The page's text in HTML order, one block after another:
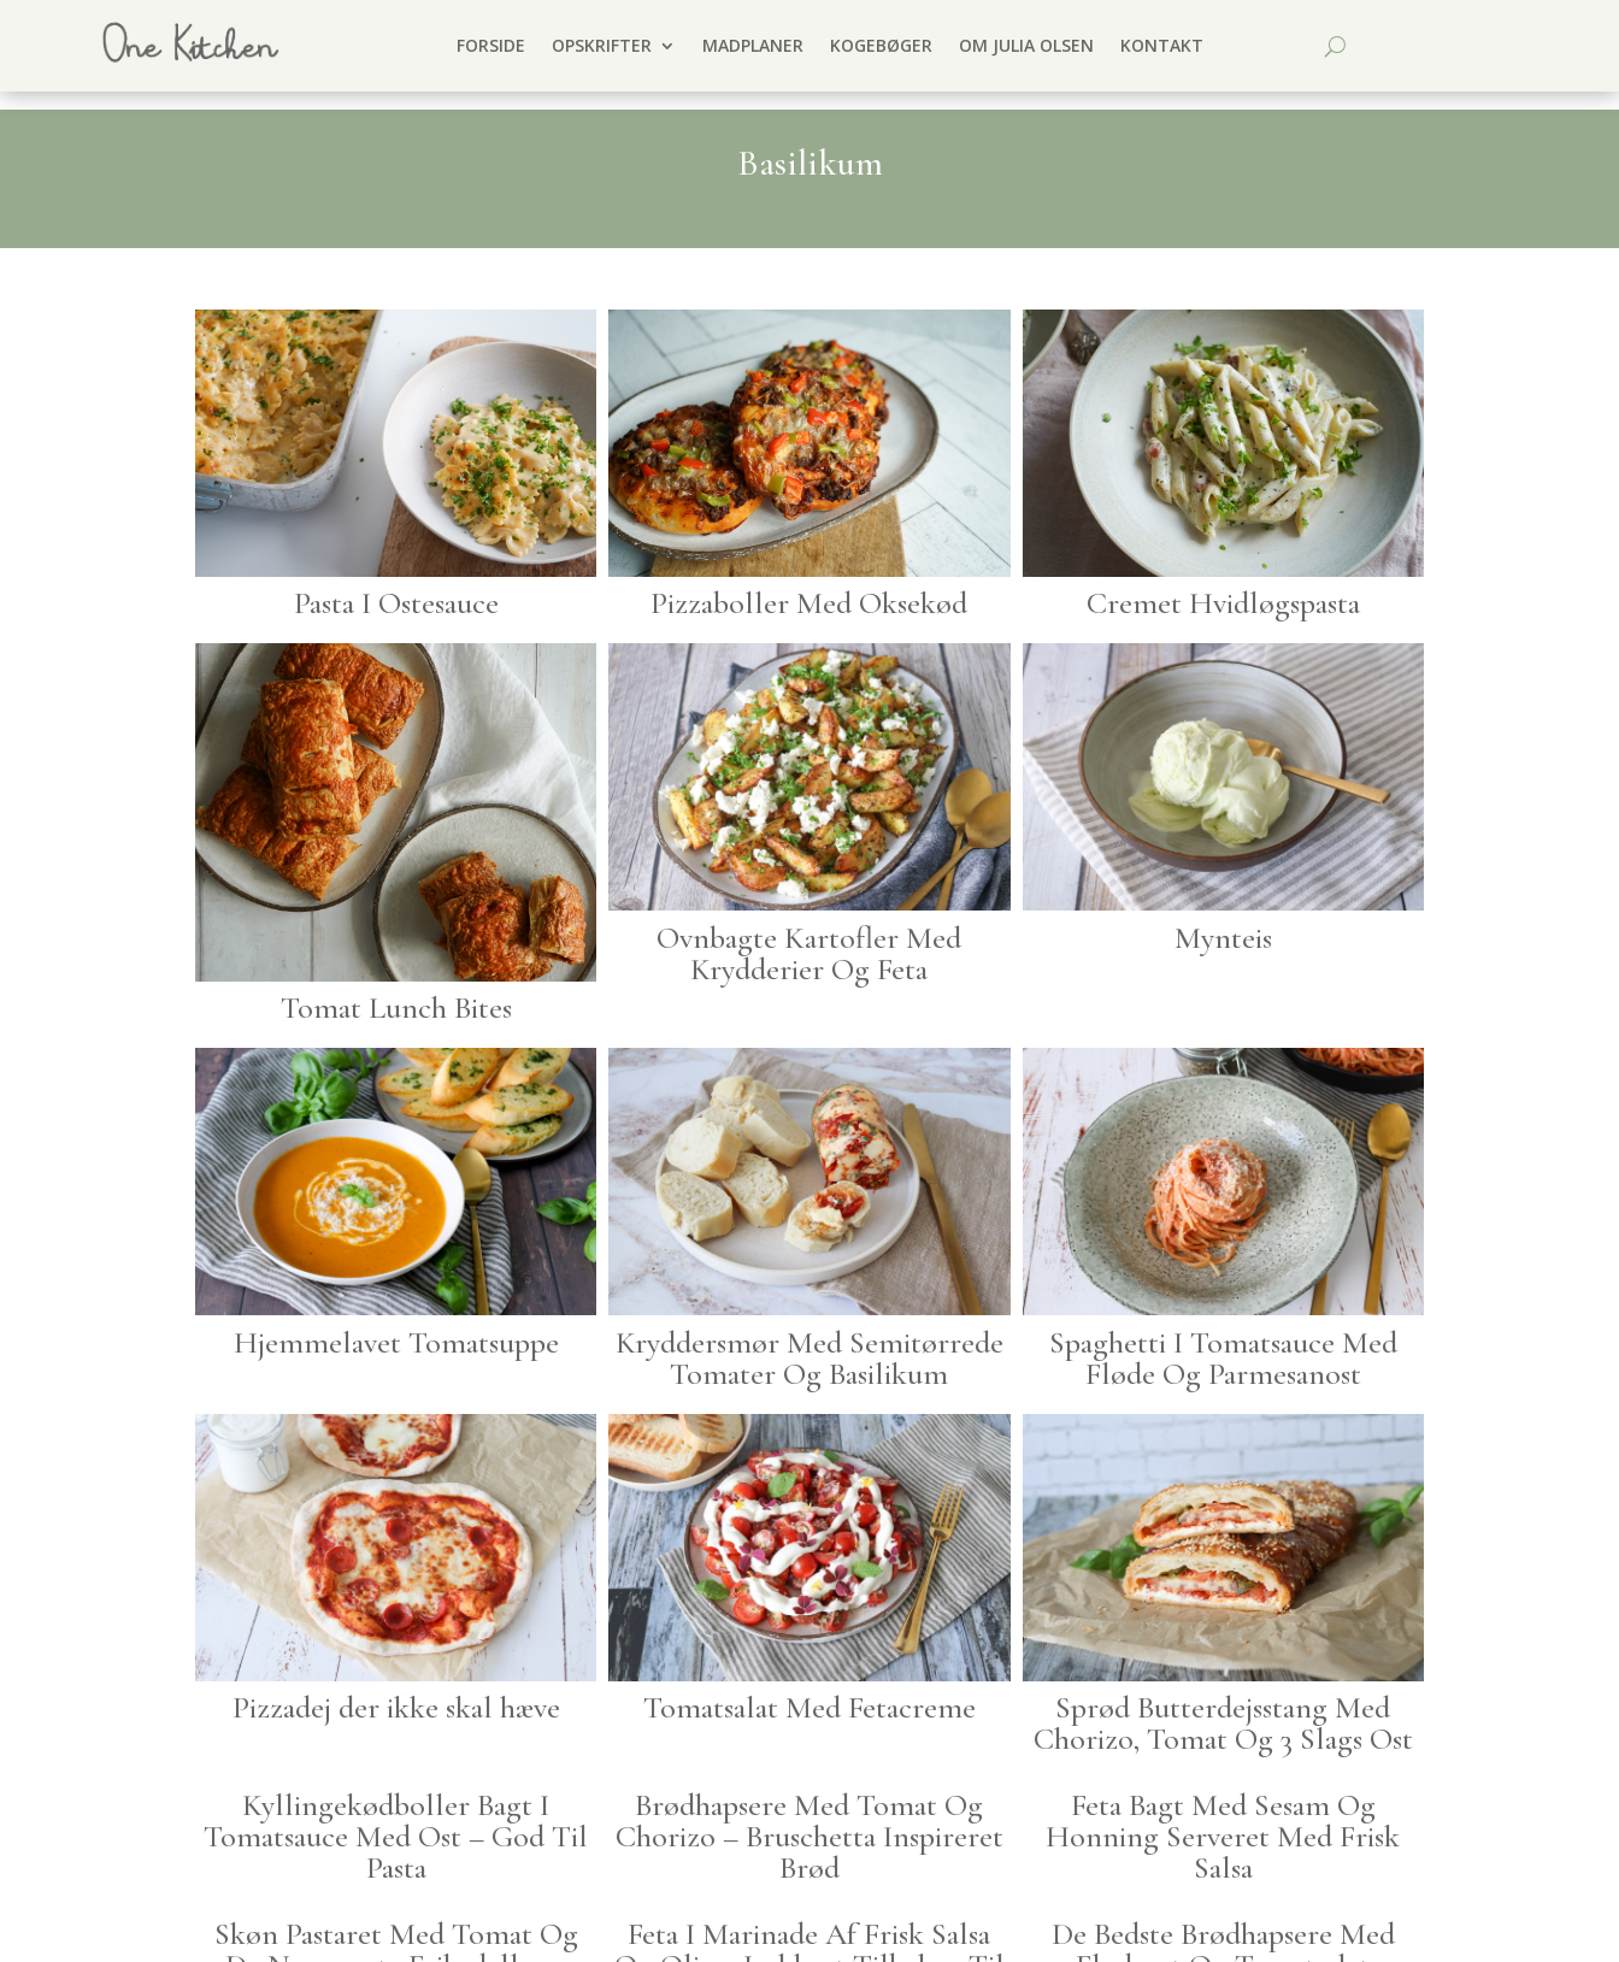
FORSIDE OPSKRIFTER MADPLANER KOGEBØGER OM JULIA OLSEN KONTAKT
Basilikum
Pasta I Ostesauce Pizzaboller Med Oksekød Cremet Hvidløgspasta
Tomat Lunch Bites
Ovnbagte Kartofler Med
Krydderier Og Feta
Mynteis
Hjemmelavet Tomatsuppe
Kryddersmør Med Semitørrede
Tomater Og Basilikum
Spaghetti I Tomatsauce Med
Fløde Og Parmesanost
Pizzadej der ikke skal hæve Tomatsalat Med Fetacreme
Sprød Butterdejsstang Med
Chorizo, Tomat Og 3 Slags Ost
Kyllingekødboller Bagt I
Tomatsauce Med Ost – God Til
Pasta
Brødhapsere Med Tomat Og
Chorizo – Bruschetta Inspireret
Brød
Feta Bagt Med Sesam Og
Honning Serveret Med Frisk
Salsa
Skøn Pastaret Med Tomat Og
Feta I Marinade Af Frisk Salsa
De Bedste Brødhapsere Med